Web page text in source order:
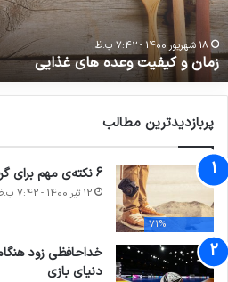
18 شهریور 1400 - 7:42 ب.ظ
زمان و کیفیت وعده های غذایی
پربازدیدترین مطالب
71%
6 نکته‌ی مهم برای گرفتن عکس‌های جذاب‌تر در سفر
12 تیر 1400 - 7:42 ب.ظ
خداحافظی زود
دنیای بازی